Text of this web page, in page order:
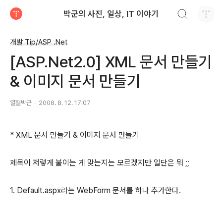
박군의 사진, 일상, IT 이야기
개발 Tip/ASP .Net
[ASP.Net2.0] XML 문서 만들기
& 이미지 문서 만들기
열혈박군 2008. 8. 12. 17:07
* XML 문서 만들기 & 이미지 문서 만들기
제목이 저렇게 붙이는 게 맞는지는 모르겠지만 일단은 뭐 ;;
1. Default.aspx라는 WebForm 문서를 하나 추가한다.